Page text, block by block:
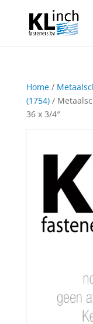
Home/
(1754)/
36 x 3/4″